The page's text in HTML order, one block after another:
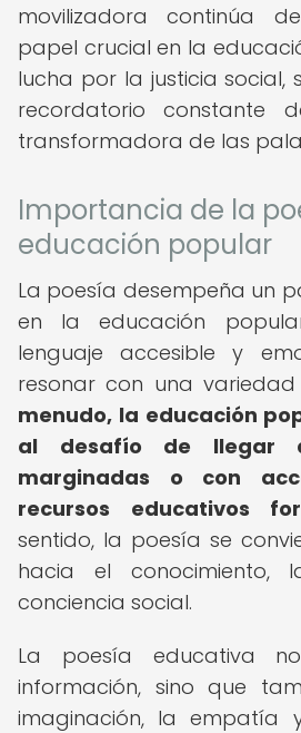
movilizadora continúa
papel crucial en la
lucha por la justicia social,
recordatorio constante
transformadora de las
Importancia de la
educación popular
La poesía desempeña un
en la educación
lenguaje accesible y
resonar con una variedad
menudo, la educación
al desafío de llegar
marginadas o con
recursos educativos
sentido, la poesía se
hacia el conocimiento,
conciencia social.
La poesía educativa
información, sino que
imaginación, la empatía